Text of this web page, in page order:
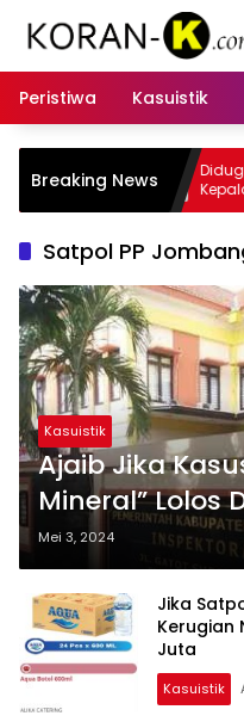
Peristiwa
Kasuistik
Breaking News
Besar, Jatah Insentif
Terancam Melanggar
Satpol PP
Kasuistik
Ajaib Jika
Mineral” Lolos
Mei 3, 2024
Jika
Kerugian
Juta
Kasuistik